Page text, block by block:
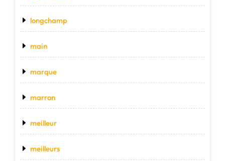
longchamp
main
marque
marron
meilleur
meilleurs